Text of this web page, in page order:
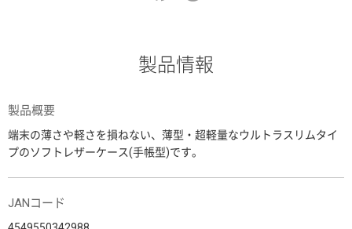
製品情報
製品概要
端末の薄さや軽さを損ねない、薄型・超軽量なウルトラスリムタイ
プのソフトレザーケース(手帳型)です。
JANコード